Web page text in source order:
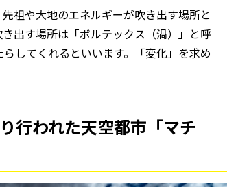
祖や大地のエネルギーが吹き出す場所と
出す場所は「ボルテックス（渦）」と呼
してくれるといいます。「変化」を求め
行われた天空都市「マチ